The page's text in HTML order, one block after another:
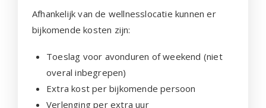
Afhankelijk van de wellnesslocatie kunnen er
bijkomende kosten zijn:
Toeslag voor avonduren of weekend (niet
overal inbegrepen)
Extra kost per bijkomende persoon
Verlenging per extra uur